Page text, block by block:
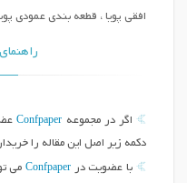
افقی پویا ، قطعه بندی عمودی
اگر در مجموعه Confpaper
دکمه زیر اصل این مقاله را
با عضویت در Confpaperمی